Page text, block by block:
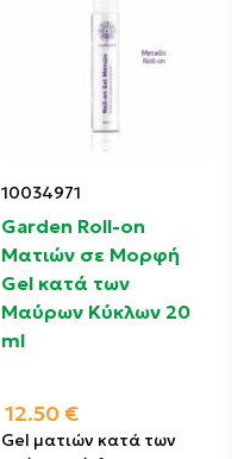
10034971
Garden Roll-on
Ματιών σε Μορφή
Gel κατά των
Μαύρων Κύκλων 20
ml
12.50 €
Gel ματιών κατά των